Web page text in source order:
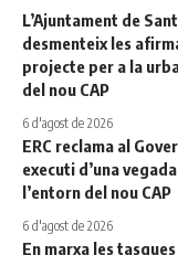
L’Ajuntament de
desmenteix les
projecte per a la
del nou CAP
6 d'agost de 2026
ERC reclama al
executi d’una
l’entorn del nou CAP
6 d'agost de 2026
En marxa les